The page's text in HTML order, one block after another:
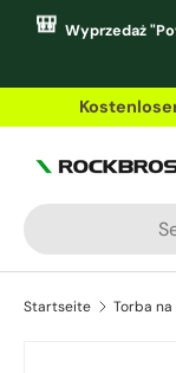
Direkt zum
🎒 Wyprzedaż
Suchen
Startseite Torba na